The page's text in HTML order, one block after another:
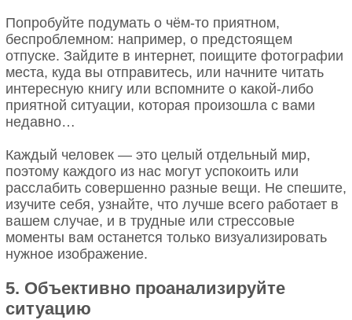
Попробуйте подумать о чём-то приятном,
беспроблемном: например, о предстоящем
отпуске. Зайдите в интернет, поищите фотографии
места, куда вы отправитесь, или начните читать
интересную книгу или вспомните о какой-либо
приятной ситуации, которая произошла с вами
недавно…
Каждый человек — это целый отдельный мир,
поэтому каждого из нас могут успокоить или
расслабить совершенно разные вещи. Не спешите,
изучите себя, узнайте, что лучше всего работает в
вашем случае, и в трудные или стрессовые
моменты вам останется только визуализировать
нужное изображение.
5. Объективно проанализируйте
ситуацию